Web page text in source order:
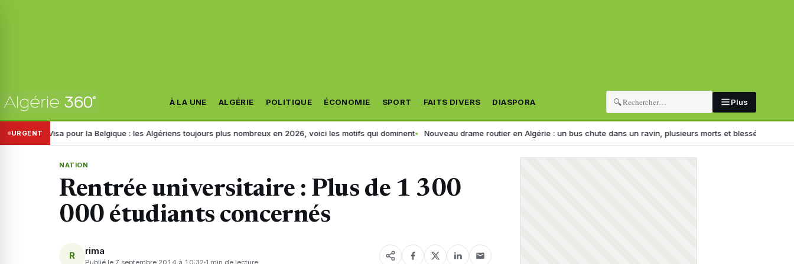
À LA UNE ALGÉRIE POLITIQUE ÉCONOMIE SPORT FAITS DIVERS DIASPORA 🔍 Plus
URGENT
Visa pour la Belgique : les Algériens toujours plus nombreux en 2026, voici les motifs qui dominent Nouveau drame routier en Algérie : un bus chute dans un ravin, plusieurs morts et blessés (IMAGES)
NATION
Rentrée universitaire : Plus de 1 300
000 étudiants concernés
R rima
Publié le 7 septembre 2014 à 10:32 1 min de lecture